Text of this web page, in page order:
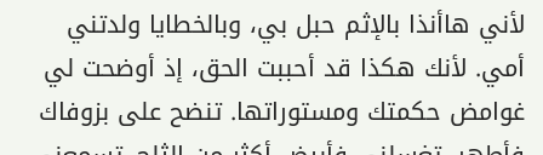
لأني هاأنذا بالإثم حبل بي، وبالخطايا ولدتني
أمي. لأنك هكذا قد أحببت الحق، إذ أوضحت لي
غوامض حكمتك ومستوراتها. تنضح على بزوفاك